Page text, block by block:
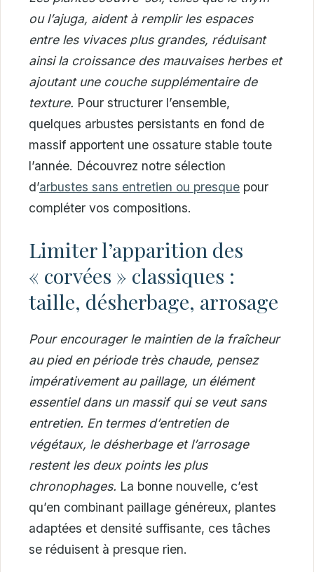
ou l’ajuga, aident à remplir les espaces
entre les vivaces plus grandes, réduisant
ainsi la croissance des mauvaises herbes et
ajoutant une couche supplémentaire de
texture. Pour structurer l’ensemble,
quelques arbustes persistants en fond de
massif apportent une ossature stable toute
l’année. Découvrez notre sélection
d’arbustes sans entretien ou presque pour
compléter vos compositions.
Limiter l’apparition des
« corvées » classiques :
taille, désherbage, arrosage
Pour encourager le maintien de la fraîcheur
au pied en période très chaude, pensez
impérativement au paillage, un élément
essentiel dans un massif qui se veut sans
entretien. En termes d’entretien de
végétaux, le désherbage et l’arrosage
restent les deux points les plus
chronophages. La bonne nouvelle, c’est
qu’en combinant paillage généreux, plantes
adaptées et densité suffisante, ces tâches
se réduisent à presque rien.